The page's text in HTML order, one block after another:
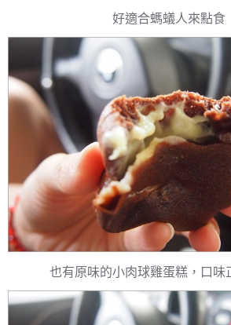
好適合螞蟻人來點食
也有原味的小肉球雞蛋糕，口味